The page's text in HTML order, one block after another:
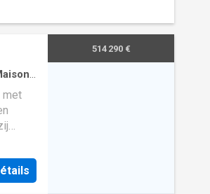
een
·
met
514 290 €